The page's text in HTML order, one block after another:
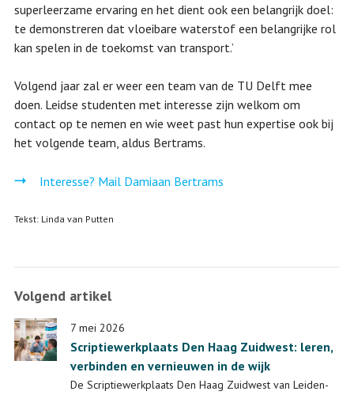
superleerzame ervaring en het dient ook een belangrijk doel:
te demonstreren dat vloeibare waterstof een belangrijke rol
kan spelen in de toekomst van transport.’
Volgend jaar zal er weer een team van de TU Delft mee
doen. Leidse studenten met interesse zijn welkom om
contact op te nemen en wie weet past hun expertise ook bij
het volgende team, aldus Bertrams.
Interesse? Mail Damiaan Bertrams
Tekst: Linda van Putten
Volgend artikel
7 mei 2026
Scriptiewerkplaats Den Haag Zuidwest: leren,
verbinden en vernieuwen in de wijk
De Scriptiewerkplaats Den Haag Zuidwest van Leiden-